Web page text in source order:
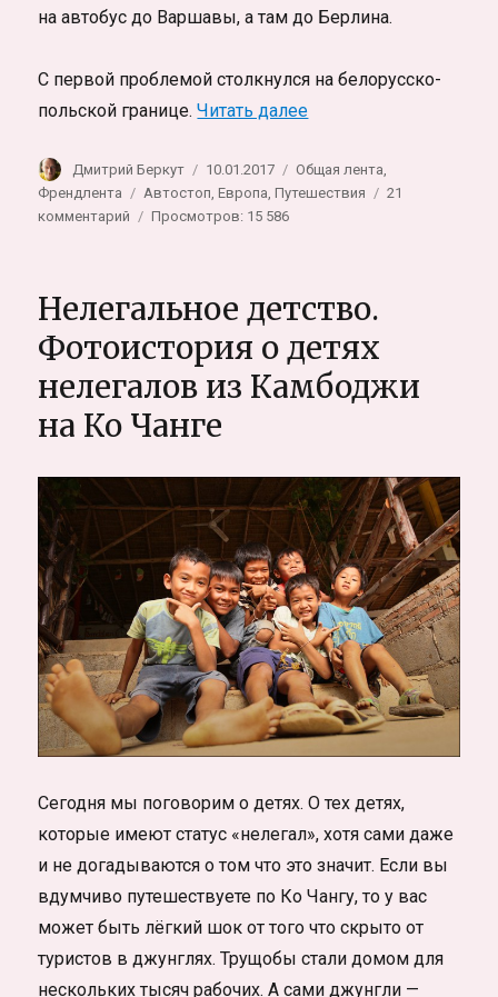
на автобус до Варшавы, а там до Берлина.
С первой проблемой столкнулся на белорусско-
польской границе.Читать далее«Как стать
Автор
Дмитрий Беркут Опубликовано
10.01.2017 Рубрики
Общая лента
Френдлента
Метки
Автостоп ,Европа ,Путешествия
21
комментарий
гражданином
Просмотров: 15 586
Нелегальное детство.
Фотоистория о детях
нелегалов из Камбоджи
на Ко Чанге
Сегодня мы поговорим о детях. О тех детях,
которые имеют статус «нелегал», хотя сами даже
и не догадываются о том что это значит. Если вы
вдумчиво путешествуете по Ко Чангу, то у вас
может быть лёгкий шок от того что скрыто от
туристов в джунглях. Трущобы стали домом для
нескольких тысяч рабочих. А сами джунгли —